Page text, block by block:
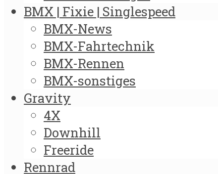
BMX | Fixie | Singlespeed
BMX-News
BMX-Fahrtechnik
BMX-Rennen
BMX-sonstiges
Gravity
4X
Downhill
Freeride
Rennrad